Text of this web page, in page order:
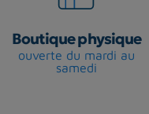
Boutique physique
ouverte du mardi au
samedi